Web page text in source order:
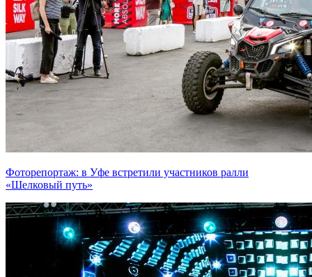
Фоторепортаж: в Уфе встретили участников ралли
«Шелковый путь»